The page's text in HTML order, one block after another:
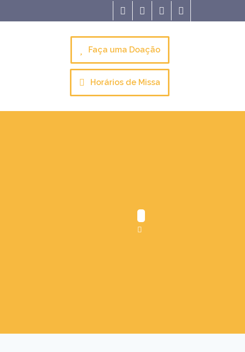
Faça uma Doação
Horários de Missa